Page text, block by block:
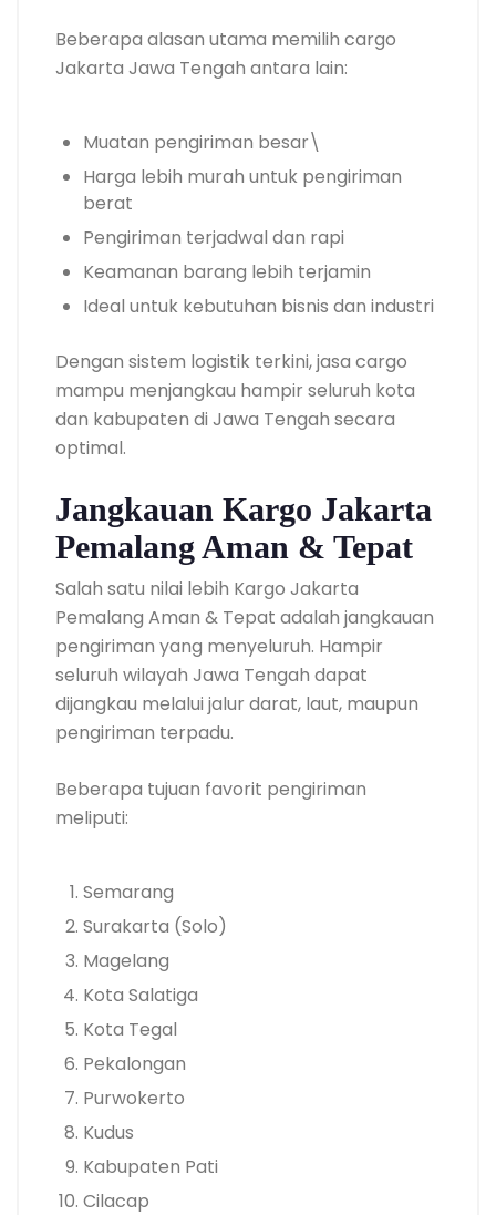
Beberapa alasan utama memilih cargo
Jakarta Jawa Tengah antara lain:
Muatan pengiriman besar\
Harga lebih murah untuk pengiriman
berat
Pengiriman terjadwal dan rapi
Keamanan barang lebih terjamin
Ideal untuk kebutuhan bisnis dan industri
Dengan sistem logistik terkini, jasa cargo
mampu menjangkau hampir seluruh kota
dan kabupaten di Jawa Tengah secara
optimal.
Jangkauan Kargo Jakarta
Pemalang Aman & Tepat
Salah satu nilai lebih Kargo Jakarta
Pemalang Aman & Tepat adalah jangkauan
pengiriman yang menyeluruh. Hampir
seluruh wilayah Jawa Tengah dapat
dijangkau melalui jalur darat, laut, maupun
pengiriman terpadu.
Beberapa tujuan favorit pengiriman
meliputi:
Semarang
Surakarta (Solo)
Magelang
Kota Salatiga
Kota Tegal
Pekalongan
Purwokerto
Kudus
Kabupaten Pati
Cilacap